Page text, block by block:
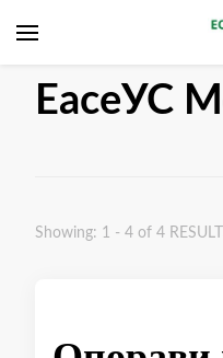
ЕасеУС
Showing: 1 - 4 of 4